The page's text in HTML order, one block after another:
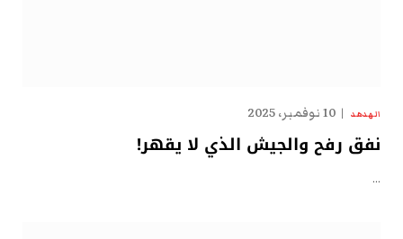
الهدهد 10 نوفمبر، 2025
نفق رفح والجيش الذي لا يقهر!
…